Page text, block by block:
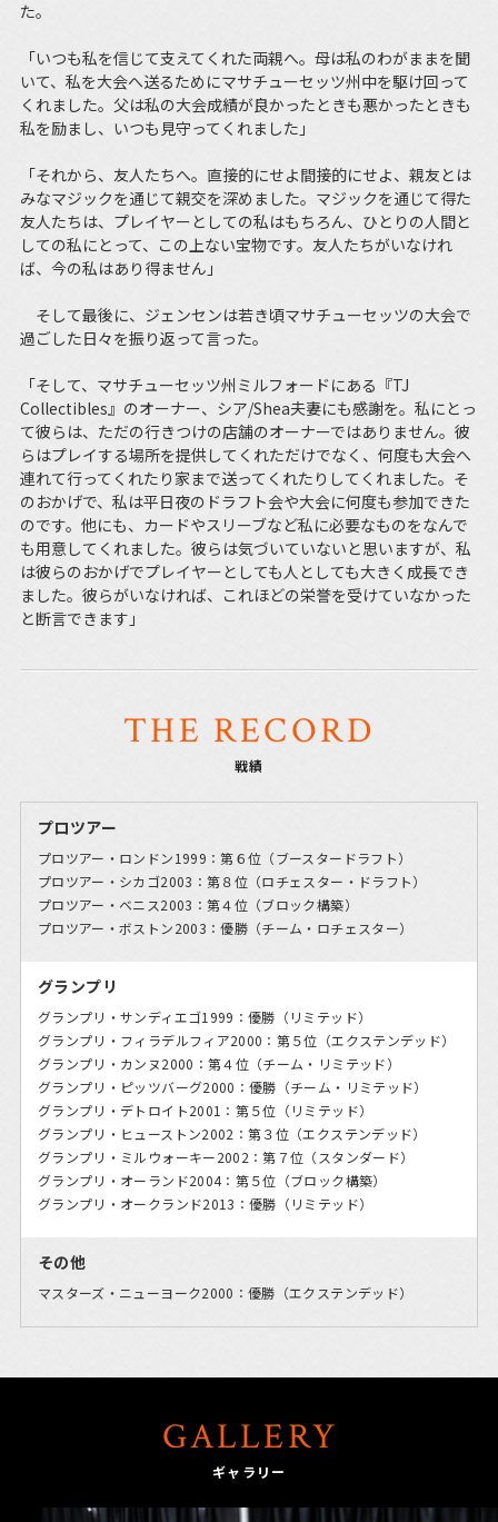
た。
「いつも私を信じて支えてくれた両親へ。母は私のわがままを聞
いて、私を大会へ送るためにマサチューセッツ州中を駆け回って
くれました。父は私の大会成績が良かったときも悪かったときも
私を励まし、いつも見守ってくれました」
「それから、友人たちへ。直接的にせよ間接的にせよ、親友とは
みなマジックを通じて親交を深めました。マジックを通じて得た
友人たちは、プレイヤーとしての私はもちろん、ひとりの人間と
しての私にとって、この上ない宝物です。友人たちがいなけれ
ば、今の私はあり得ません」
そして最後に、ジェンセンは若き頃マサチューセッツの大会で
過ごした日々を振り返って言った。
「そして、マサチューセッツ州ミルフォードにある『TJ
Collectibles』のオーナー、シア/Shea夫妻にも感謝を。私にとっ
て彼らは、ただの行きつけの店舗のオーナーではありません。彼
らはプレイする場所を提供してくれただけでなく、何度も大会へ
連れて行ってくれたり家まで送ってくれたりしてくれました。そ
のおかげで、私は平日夜のドラフト会や大会に何度も参加できた
のです。他にも、カードやスリーブなど私に必要なものをなんで
も用意してくれました。彼らは気づいていないと思いますが、私
は彼らのおかげでプレイヤーとしても人としても大きく成長でき
ました。彼らがいなければ、これほどの栄誉を受けていなかった
と断言できます」
THE RECORD
戦績
プロツアー
プロツアー・ロンドン1999：第６位（ブースタードラフト）
プロツアー・シカゴ2003：第８位（ロチェスター・ドラフト）
プロツアー・ベニス2003：第４位（ブロック構築）
プロツアー・ボストン2003：優勝（チーム・ロチェスター）
グランプリ
グランプリ・サンディエゴ1999：優勝（リミテッド）
グランプリ・フィラデルフィア2000：第５位（エクステンデッド）
グランプリ・カンヌ2000：第４位（チーム・リミテッド）
グランプリ・ピッツバーグ2000：優勝（チーム・リミテッド）
グランプリ・デトロイト2001：第５位（リミテッド）
グランプリ・ヒューストン2002：第３位（エクステンデッド）
グランプリ・ミルウォーキー2002：第７位（スタンダード）
グランプリ・オーランド2004：第５位（ブロック構築）
グランプリ・オークランド2013：優勝（リミテッド）
その他
マスターズ・ニューヨーク2000：優勝（エクステンデッド）
GALLERY
ギャラリー